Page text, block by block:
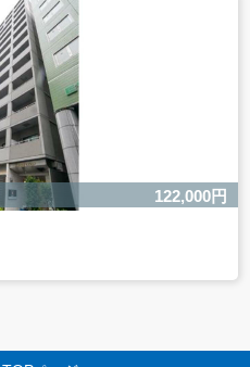
122,000円